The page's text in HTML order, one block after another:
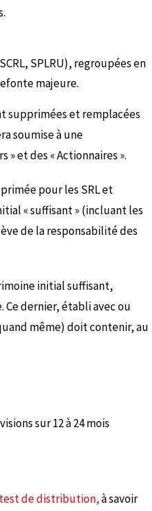
SPLRU), regroupées en
majeure.
supprimées et remplacées
soumise à une
» et des « Actionnaires ».
pour les SRL et
« suffisant » (incluant les
de la responsabilité des
initial suffisant,
Ce dernier, établi avec ou
même) doit contenir, au
sur 12 à 24 mois
de distribution,à savoir